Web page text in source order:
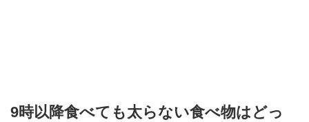
9時以降食べても太らない食べ物はどっ